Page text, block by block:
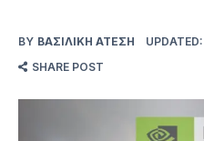
Futuring
BY ΒΑΣΙΛΙΚΉ ΑΤΈΣΗ UPDATED:
SHARE POST